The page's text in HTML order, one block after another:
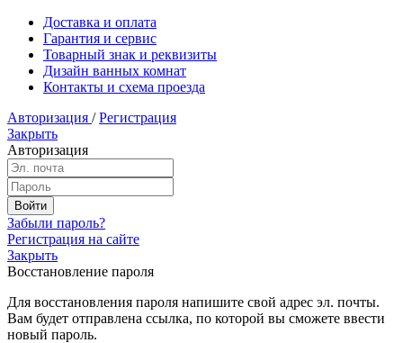
Доставка и оплата
Гарантия и сервис
Товарный знак и реквизиты
Дизайн ванных комнат
Контакты и схема проезда
Авторизация / Регистрация
Закрыть
Авторизация
Забыли пароль?
Регистрация на сайте
Закрыть
Восстановление пароля
Для восстановления пароля напишите свой адрес эл. почты.
Вам будет отправлена ссылка, по которой вы сможете ввести
новый пароль.